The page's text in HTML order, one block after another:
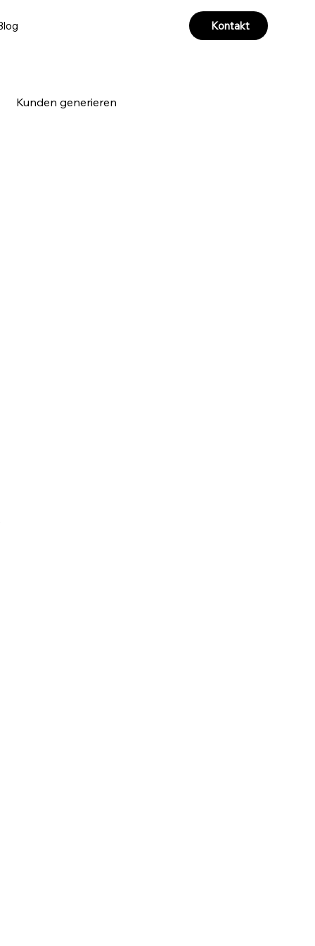
Kontakt
Kunden generieren
& Videoproduktion